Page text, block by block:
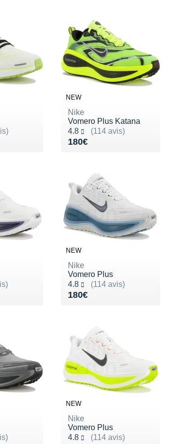
NEW
Nike
Vomero Plus Katana
4.8
(114 avis)
Noté 4.8 sur 5
180€
Vendu 180€
NEW
Nike
Vomero Plus
4.8
(114 avis)
Noté 4.8 sur 5
180€
Vendu 180€
NEW
Nike
Vomero Plus
4.8
(114 avis)
Noté 4.8 sur 5